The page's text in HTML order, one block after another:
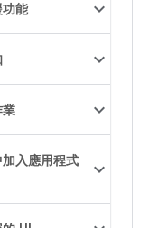
能
業
入應用程式